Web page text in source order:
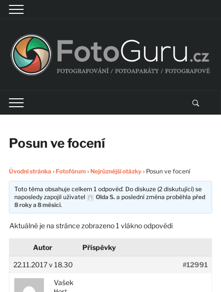
Posun ve focení
Úvodní stránka › Fotofórum › Nejrůznější otázky › Posun ve focení
Toto téma obsahuje celkem 1 odpověď. Do diskuze (2 diskutující) se
naposledy zapojil uživatel
Olda S. a poslední změna proběhlapřed
8 roky a 8 měsíci.
Aktuálně je na stránce zobrazeno 1 vlákno odpovědi
Autor Příspěvky
22.11.2017 v 18.30 #12991
Vašek